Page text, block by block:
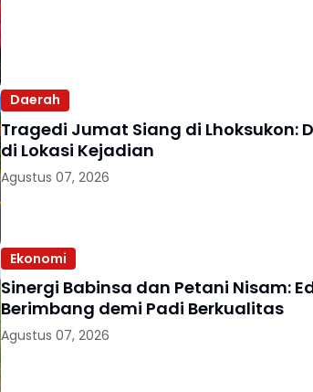
Daerah
Tragedi Jumat Siang di Lhoksukon:
di Lokasi Kejadian
Agustus 07, 2026
Ekonomi
Sinergi Babinsa dan Petani Nisam:
Berimbang demi Padi Berkualitas
Agustus 07, 2026